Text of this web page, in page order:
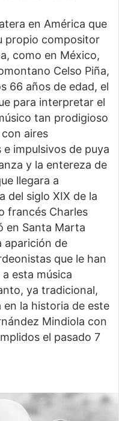
en América que
propio compositor
como en México,
Celso Piña,
66 años de edad, el
para interpretar el
tan prodigioso
aires
impulsivos de puya
y la entereza de
llegara a
del siglo XIX de la
francés Charles
en Santa Marta
aparición de
que le han
esta música
ya tradicional,
en la historia de este
Mindiola con
el pasado 7